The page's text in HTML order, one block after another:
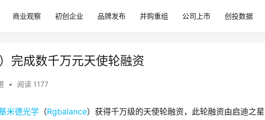
商业观察 初创企业 品牌发布 并购重组 公司上市 创投数据
完成数千万元天使轮融资
• 阅读 1177
米德光学 （Rgbalance）获得千万级的天使轮融资，此轮融资由启迪之星